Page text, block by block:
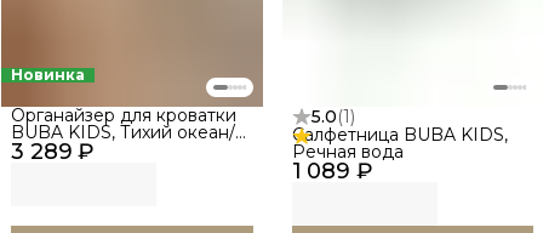
Новинка
3 289 ₽
Органайзер для кроватки
BUBA KIDS, Тихий океан/
Речная вода
5.0(1)
1 089 ₽
Салфетница BUBA KIDS,
Речная вода